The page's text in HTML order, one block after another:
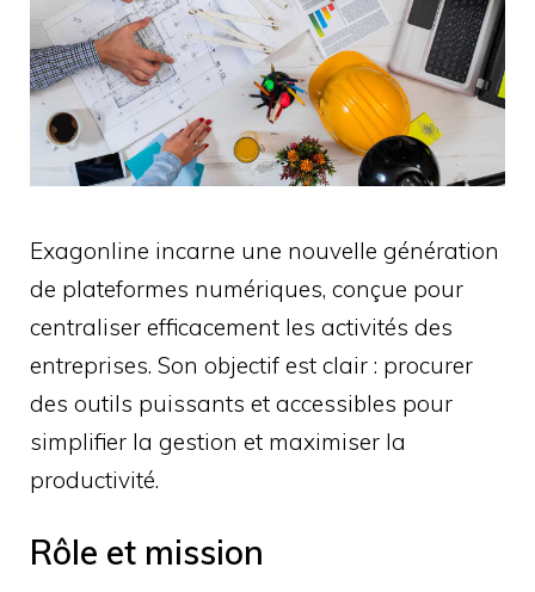
Exagonline incarne une nouvelle génération
de plateformes numériques, conçue pour
centraliser efficacement les activités des
entreprises. Son objectif est clair : procurer
des outils puissants et accessibles pour
simplifier la gestion et maximiser la
productivité.
Rôle et mission